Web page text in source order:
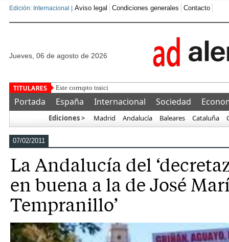
Edición: Internacional | Aviso legal Condiciones generales Contacto
jueves, 06 de agosto de 2026
Este corrupto traiciona a España y ofrece a Marruecos la fina
Portada España Internacional Sociedad
Ediciones > Madrid Andalucía Baleares Cataluña
07/02/2011
La Andalucía del
en buena a la de José
Tempranillo’